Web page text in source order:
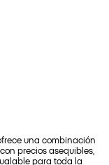
una combinación
precios asequibles,
para toda la